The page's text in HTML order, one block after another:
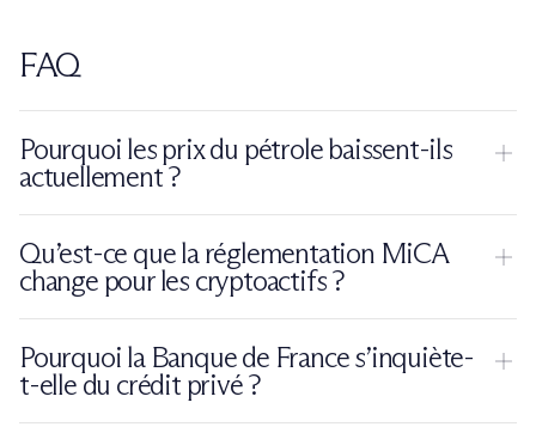
FAQ
Pourquoi les prix du pétrole baissent-ils
actuellement ?
géopolitiques, notamment au Moyen-Orient, et par la
diminution des risques de rupture d’approvisionnement. Cela
Qu’est-ce que la réglementation MiCA
change pour les cryptoactifs ?
commun aux plateformes crypto dans l’Union européenne.
Elle renforce la protection des investisseurs, la transparence
Pourquoi la Banque de France s’inquiète-
t-elle du crédit privé ?